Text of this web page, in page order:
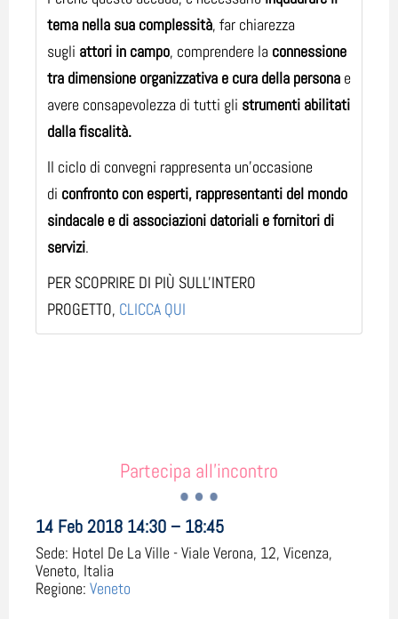
tema nella sua complessità, far chiarezza
sugli attori in campo, comprendere la connessione
tra dimensione organizzativa e cura della persona e
avere consapevolezza di tutti gli strumenti abilitati
dalla fiscalità.
Il ciclo di convegni rappresenta un’occasione
di confronto con esperti, rappresentanti del mondo
sindacale e di associazioni datoriali e fornitori di
servizi.
PER SCOPRIRE DI PIÙ SULL'INTERO
PROGETTO, CLICCA QUI
Partecipa all'incontro
14 Feb 2018 14:30 – 18:45
Sede: Hotel De La Ville - Viale Verona, 12, Vicenza,
Veneto, Italia
Regione: Veneto